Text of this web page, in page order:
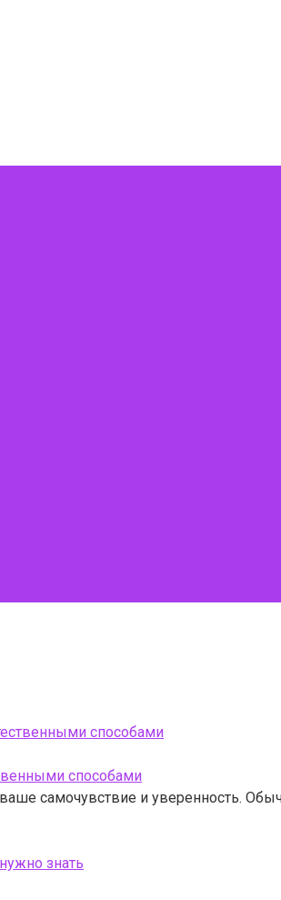
способами
самочувствие и уверенность.
знать